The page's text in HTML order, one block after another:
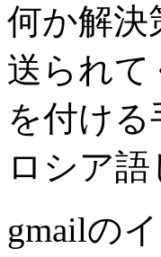
何か解決
送られて
を付け
ロシア
gmailの